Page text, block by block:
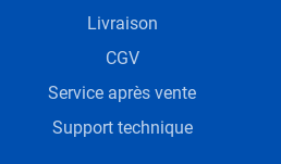
Livraison
CGV
Service après vente
Support technique